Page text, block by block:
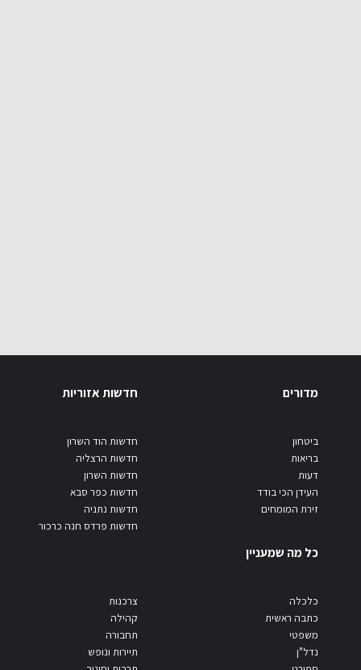
מדורים
ביטחון
בריאות
דעות
העידן הכי בודד
זירת המומחים
חדשות אזוריות
חדשות הוד השרון
חדשות הרצליה
חדשות השרון
חדשות כפר סבא
חדשות נתניה
חדשות פרדס חנה כרכור
כל מה שמעניין
כלכלה
כתבה ראשית
משפטי
נדל"ן
צרכנות
קהילה
תחבורה
תיירות ונופש